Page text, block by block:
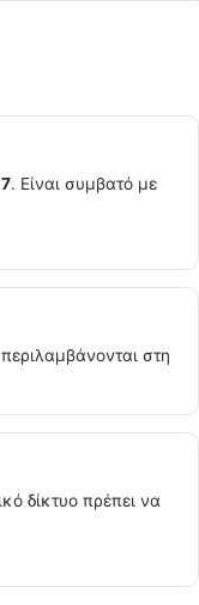
. Είναι συμβατό με
στη
δίκτυο πρέπει να